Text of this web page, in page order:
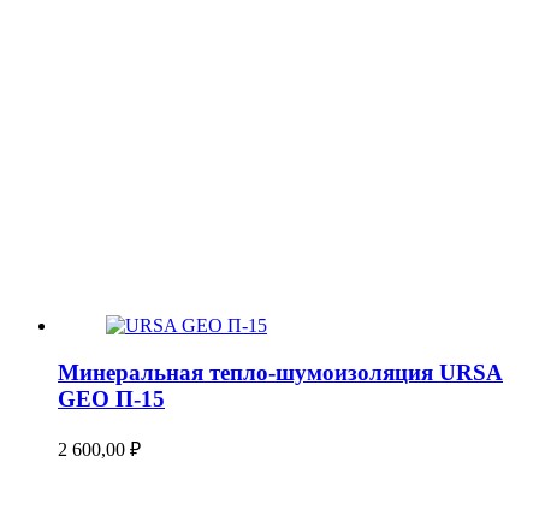
Минеральная тепло-шумоизоляция URSA
GEO П-15
2 600,00 ₽